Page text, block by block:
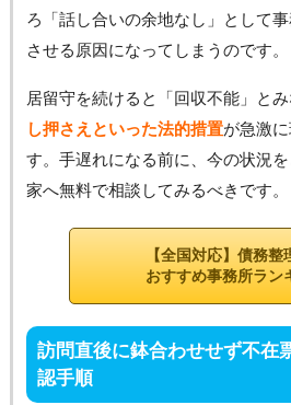
ろ「話し合いの余地なし」として
させる原因になってしまうのです。
居留守を続けると「回収不能」とみ
し押さえといった法的措置が急激
す。手遅れになる前に、今の状況
家へ無料で相談してみるべきです。
【全国対応】債務整
おすすめ事務所ラン
訪問直後に鉢合わせせず不在
認手順